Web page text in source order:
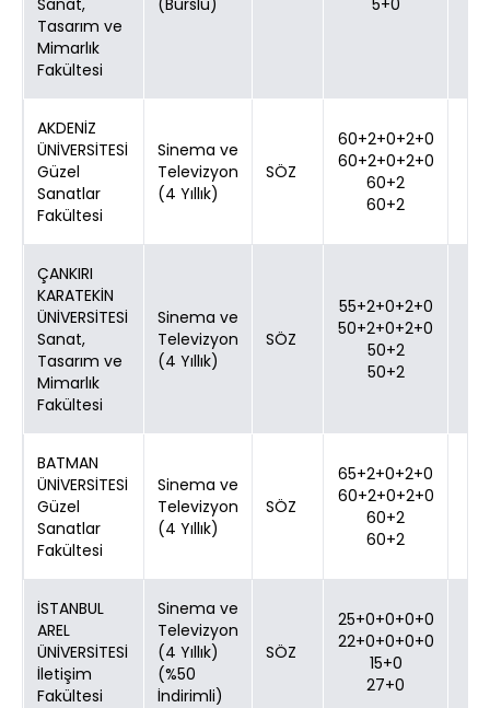
Sanat,
Tasarım ve
Mimarlık
Fakültesi
(Burslu) 5+0
AKDENİZ
ÜNİVERSİTESİ
Güzel
Sanatlar
Fakültesi
Sinema ve
Televizyon
(4 Yıllık)
SÖZ
60+2+0+2+0
60+2+0+2+0
60+2
60+2
ÇANKIRI
KARATEKİN
ÜNİVERSİTESİ
Sanat,
Tasarım ve
Mimarlık
Fakültesi
Sinema ve
Televizyon
(4 Yıllık)
SÖZ
55+2+0+2+0
50+2+0+2+0
50+2
50+2
BATMAN
ÜNİVERSİTESİ
Güzel
Sanatlar
Fakültesi
Sinema ve
Televizyon
(4 Yıllık)
SÖZ
65+2+0+2+0
60+2+0+2+0
60+2
60+2
İSTANBUL
AREL
ÜNİVERSİTESİ
İletişim
Fakültesi
Sinema ve
Televizyon
(4 Yıllık)
(%50
İndirimli)
SÖZ
25+0+0+0+0
22+0+0+0+0
15+0
27+0